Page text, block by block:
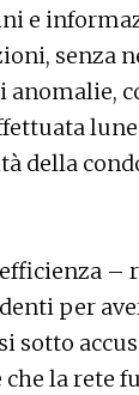
e
senza
della
–
per
sotto
la rete